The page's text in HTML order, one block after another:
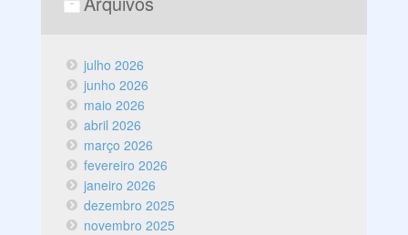
julho 2026
junho 2026
maio 2026
abril 2026
março 2026
fevereiro 2026
janeiro 2026
dezembro 2025
novembro 2025